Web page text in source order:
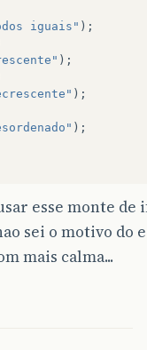
iguais" );
);
);
);
esse monte de
sei o motivo do
mais calma...